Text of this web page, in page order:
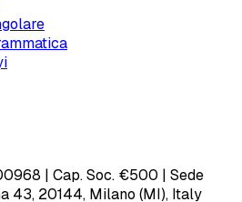
| Cap. Soc. €500 | Sede
43, 20144, Milano (MI), Italy